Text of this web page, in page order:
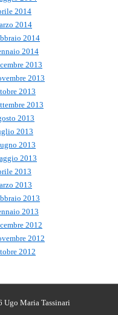
2014
2014
2014
2014
2013
2013
2013
2013
2013
2013
2013
2013
2013
2013
2013
2013
2012
2012
2012
Ugo Maria Tassinari